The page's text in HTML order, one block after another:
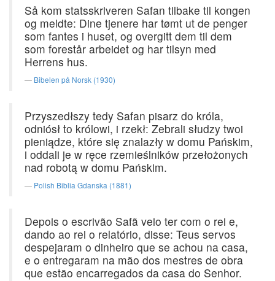
Så kom statsskriveren Safan tilbake til kongen
og meldte: Dine tjenere har tømt ut de penger
som fantes i huset, og overgitt dem til dem
som forestår arbeidet og har tilsyn med
Herrens hus.
Bibelen på Norsk (1930)
Przyszedłszy tedy Safan pisarz do króla,
odniósł to królowi, i rzekł: Zebrali słudzy twoi
pieniądze, które się znalazły w domu Pańskim,
i oddali je w ręce rzemieślników przełożonych
nad robotą w domu Pańskim.
Polish Biblia Gdanska (1881)
Depois o escrivão Safã veio ter com o rei e,
dando ao rei o relatório, disse: Teus servos
despejaram o dinheiro que se achou na casa,
e o entregaram na mão dos mestres de obra
que estão encarregados da casa do Senhor.